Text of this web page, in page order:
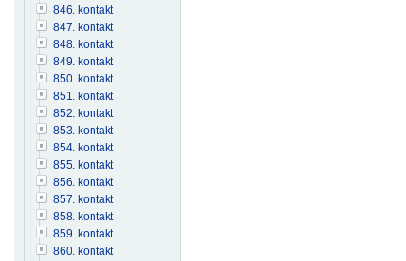
846. kontakt
847. kontakt
848. kontakt
849. kontakt
850. kontakt
851. kontakt
852. kontakt
853. kontakt
854. kontakt
855. kontakt
856. kontakt
857. kontakt
858. kontakt
859. kontakt
860. kontakt